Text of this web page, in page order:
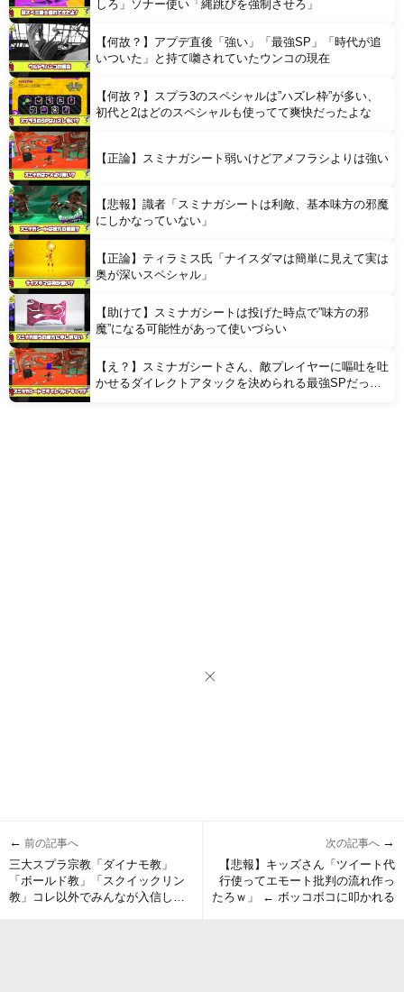
しろ」ソナー使い「縄跳びを強制させろ」
【何故？】アプデ直後「強い」「最強SP」「時代が追
いついた」と持て囃されていたウンコの現在
【何故？】スプラ3のスペシャルは”ハズレ枠”が多い、
初代と2はどのスペシャルも使ってて爽快だったよな
【正論】スミナガシート弱いけどアメフラシよりは強い
【悲報】識者「スミナガシートは利敵、基本味方の邪魔
にしかなっていない」
【正論】ティラミス氏「ナイスダマは簡単に見えて実は
奥が深いスペシャル」
【助けて】スミナガシートは投げた時点で”味方の邪
魔”になる可能性があって使いづらい
【え？】スミナガシートさん、敵プレイヤーに嘔吐を吐
かせるダイレクトアタックを決められる最強SPだった
← 前の記事へ
三大スプラ宗教「ダイナモ教」
「ボールド教」「スクイックリン
教」コレ以外でみんなが入信して
次の記事へ →
【悲報】キッズさん「ツイート代
行使ってエモート批判の流れ作っ
たろｗ」 ← ボッコボコに叩かれる